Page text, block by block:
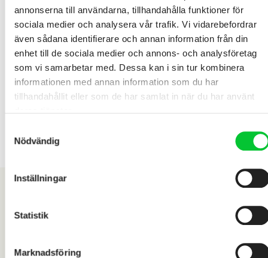
annonserna till användarna, tillhandahålla funktioner för
sociala medier och analysera vår trafik. Vi vidarebefordrar
även sådana identifierare och annan information från din
enhet till de sociala medier och annons- och analysföretag
som vi samarbetar med. Dessa kan i sin tur kombinera
informationen med annan information som du har
tillhandahållit eller som de har samlat in när du har använt
Nödvändig
Inställningar
Statistik
Marknadsföring